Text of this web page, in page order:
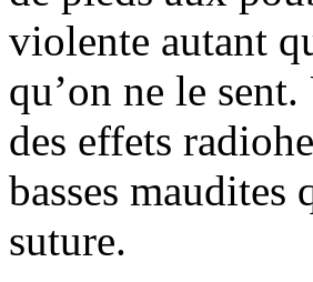
violente autant
qu’on ne le
des effets
basses
suture.